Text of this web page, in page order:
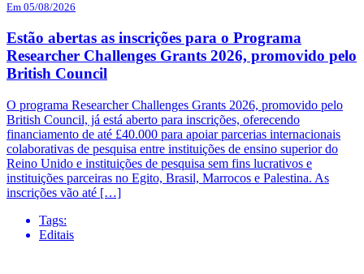
Em 05/08/2026
Estão abertas as inscrições para o Programa
Researcher Challenges Grants 2026, promovido pelo
British Council
O programa Researcher Challenges Grants 2026, promovido pelo
British Council, já está aberto para inscrições, oferecendo
financiamento de até £40.000 para apoiar parcerias internacionais
colaborativas de pesquisa entre instituições de ensino superior do
Reino Unido e instituições de pesquisa sem fins lucrativos e
instituições parceiras no Egito, Brasil, Marrocos e Palestina. As
inscrições vão até […]
Tags:
Editais